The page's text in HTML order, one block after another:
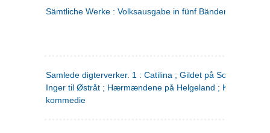
Sämtliche Werke : Volksausgabe in fünf Bänden
Samlede digterverker. 1 : Catilina ; Gildet på Solhaug ; Fru
Inger til Østråt ; Hærmændene på Helgeland ;
kommedie